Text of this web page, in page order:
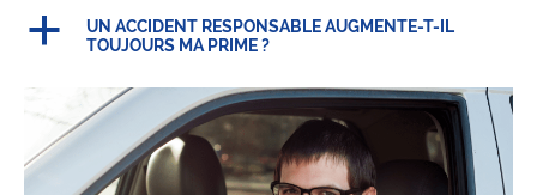
a
UN ACCIDENT RESPONSABLE AUGMENTE-T-IL
TOUJOURS MA PRIME ?